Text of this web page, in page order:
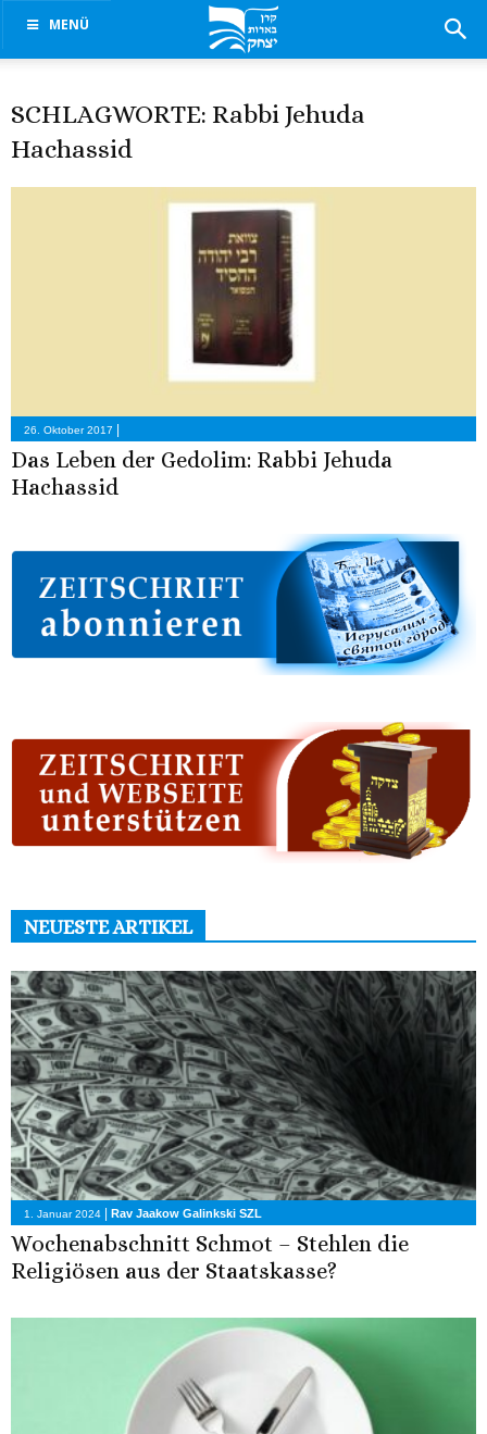
MENÜ
SCHLAGWORTE: Rabbi Jehuda
Hachassid
26. Oktober 2017
Das Leben der Gedolim: Rabbi Jehuda
Hachassid
NEUESTE ARTIKEL
1. Januar 2024 Rav Jaakow Galinkski SZL
Wochenabschnitt Schmot – Stehlen die
Religiösen aus der Staatskasse?